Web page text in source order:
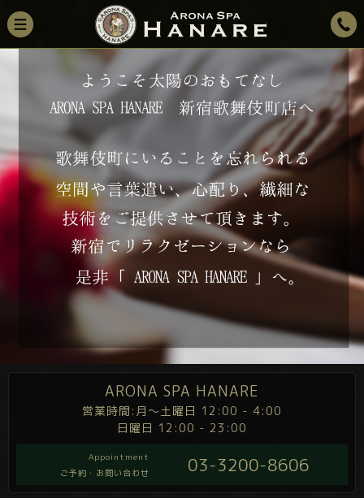
ARONA SPA HANARE
営業時間:月～土曜日 12:00 - 4:00
日曜日 12:00 - 23:00
Appointment
ご予約・お問い合わせ
03-3200-8606